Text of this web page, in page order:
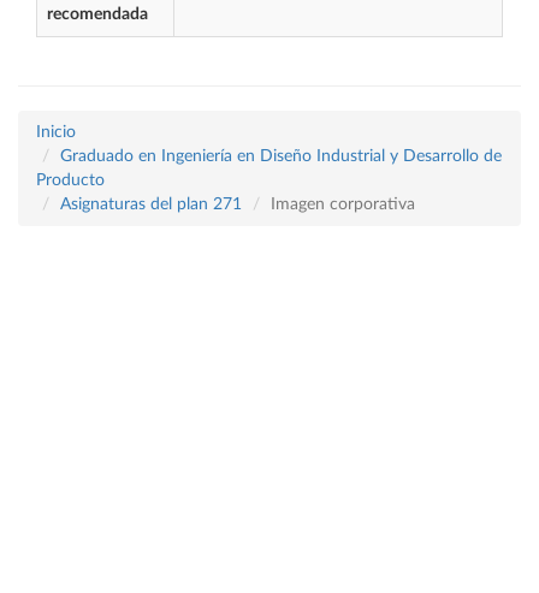
recomendada
Inicio
Graduado en Ingeniería en Diseño Industrial y Desarrollo de
Producto
Asignaturas del plan 271
Imagen corporativa